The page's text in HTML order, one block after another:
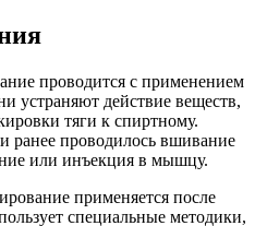
проводится с применением
устраняют действие веществ,
тяги к спиртному.
ранее проводилось вшивание
или инъекция в мышцу.
применяется после
специальные методики,